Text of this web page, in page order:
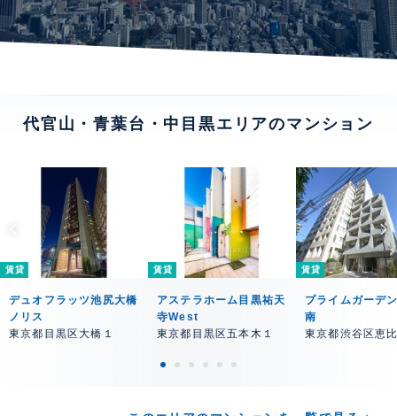
代官山・青葉台・中目黒エリアのマンション
賃貸
デュオフラッツ池尻大橋
ノリス
東京都目黒区大橋１
賃貸
アステラホーム目黒祐天
寺West
東京都目黒区五本木１
賃貸
プライムガーデ
南
東京都渋谷区恵